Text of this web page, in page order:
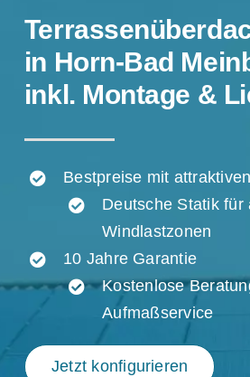
FAQ
Konfigurator
in Horn-Bad
inkl. Montage &
Bestpreise mit
Deutsche Statik für
Windlastzonen
10 Jahre Garantie
Kostenlose
Aufmaßservice
Jetzt konfigurieren